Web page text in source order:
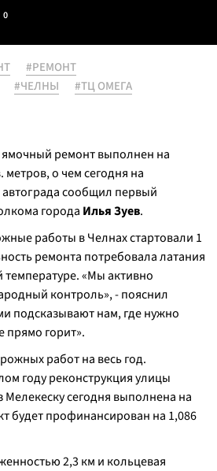
0
#РЕМОНТ
#ЧЕЛНЫ
#ТЦ ОМЕГА
ремонт выполнен на
о чем сегодня на
сообщил первый
города Илья Зуев.
работы в Челнах стартовали 1
ремонта потребовала латания
«Мы активно
контроль», - пояснил
подсказывают нам, где нужно
прямо горит».
работ на весь год.
году реконструкция улицы
Мелекеску сегодня выполнена на
будет профинансирован на 1,086
2,3 км и кольцевая